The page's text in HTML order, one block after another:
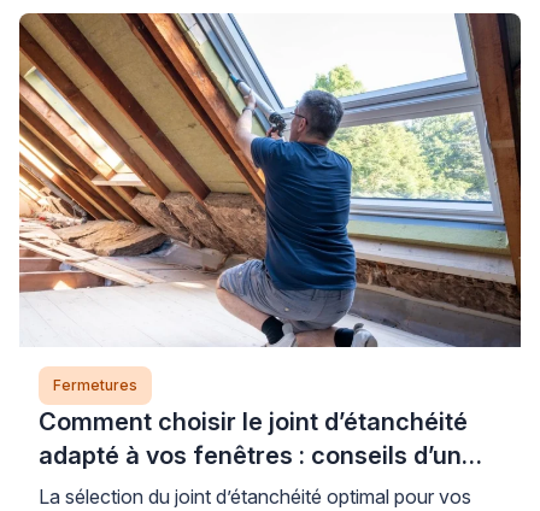
ou d’une terrasse sans laisser son logement ouvert.
La poignée double baie vitrée constitue une réponse
adaptée à cette problématique courante. Elle permet
de manœuvrer la menuiserie des deux côtés […]
Fermetures
Comment choisir le joint d’étanchéité
adapté à vos fenêtres : conseils d’un
expert
La sélection du joint d’étanchéité optimal pour vos